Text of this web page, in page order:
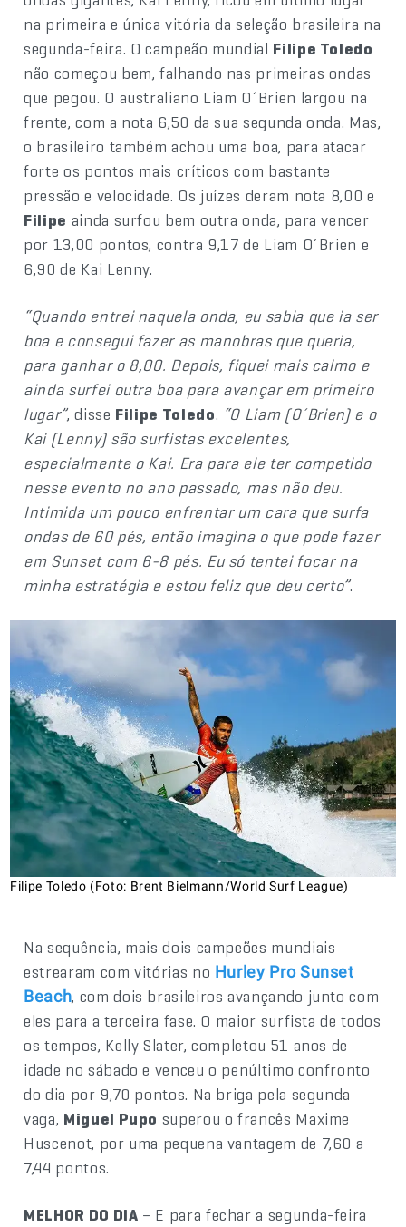
na primeira e única vitória da seleção brasileira na
segunda-feira. O campeão mundial Filipe Toledo
não começou bem, falhando nas primeiras ondas
que pegou. O australiano Liam O´Brien largou na
frente, com a nota 6,50 da sua segunda onda. Mas,
o brasileiro também achou uma boa, para atacar
forte os pontos mais críticos com bastante
pressão e velocidade. Os juízes deram nota 8,00 e
Filipe ainda surfou bem outra onda, para vencer
por 13,00 pontos, contra 9,17 de Liam O´Brien e
6,90 de Kai Lenny.
“Quando entrei naquela onda, eu sabia que ia ser
boa e consegui fazer as manobras que queria,
para ganhar o 8,00. Depois, fiquei mais calmo e
ainda surfei outra boa para avançar em primeiro
lugar”, disse Filipe Toledo. “O Liam (O´Brien) e o
Kai (Lenny) são surfistas excelentes,
especialmente o Kai. Era para ele ter competido
nesse evento no ano passado, mas não deu.
Intimida um pouco enfrentar um cara que surfa
ondas de 60 pés, então imagina o que pode fazer
em Sunset com 6-8 pés. Eu só tentei focar na
minha estratégia e estou feliz que deu certo”.
Filipe Toledo (Foto: Brent Bielmann/World Surf League)
Na sequência, mais dois campeões mundiais
estrearam com vitórias no Hurley Pro Sunset
Beach, com dois brasileiros avançando junto com
eles para a terceira fase. O maior surfista de todos
os tempos, Kelly Slater, completou 51 anos de
idade no sábado e venceu o penúltimo confronto
do dia por 9,70 pontos. Na briga pela segunda
vaga, Miguel Pupo superou o francês Maxime
Huscenot, por uma pequena vantagem de 7,60 a
7,44 pontos.
MELHOR DO DIA – E para fechar a segunda-feira